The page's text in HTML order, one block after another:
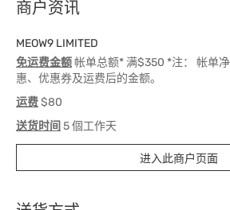
商户资讯
MEOW9 LIMITED
免运费金额帐单总额* 满$350 *注： 帐单
惠、优惠券及运费后的金额。
运费$80
送货时间 5 個工作天
进入此商户页面